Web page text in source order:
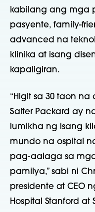
kabilang ang mga
pasyente, family-
advanced na
klinika at isang
kapaligiran.
“Higit sa 30 taon
Salter Packard ay
lumikha ng isang
mundo na ospital
pag-aalaga sa
pamilya,” sabi ni
presidente at CEO
Hospital Stanford at